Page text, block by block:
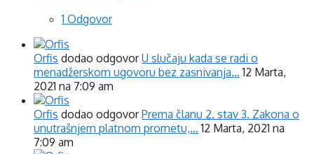
1 Odgovor
Orfis dodao odgovorU slučaju kada se radi o
menadžerskom ugovoru bez zasnivanja… 12 Marta,
2021 na 7:09 am
Orfis dodao odgovorPrema članu 2. stav 3. Zakona o
unutrašnjem platnom prometu,… 12 Marta, 2021 na
7:09 am